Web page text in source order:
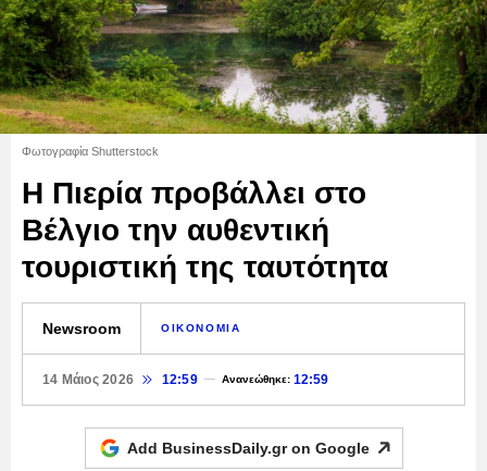
Φωτογραφία Shutterstock
Η Πιερία προβάλλει στο
Βέλγιο την αυθεντική
τουριστική της ταυτότητα
Newsroom ΟΙΚΟΝΟΜΙΑ
14 Μάιος 2026 12:59 Ανανεώθηκε:12:59
Add BusinessDaily.gr on Google